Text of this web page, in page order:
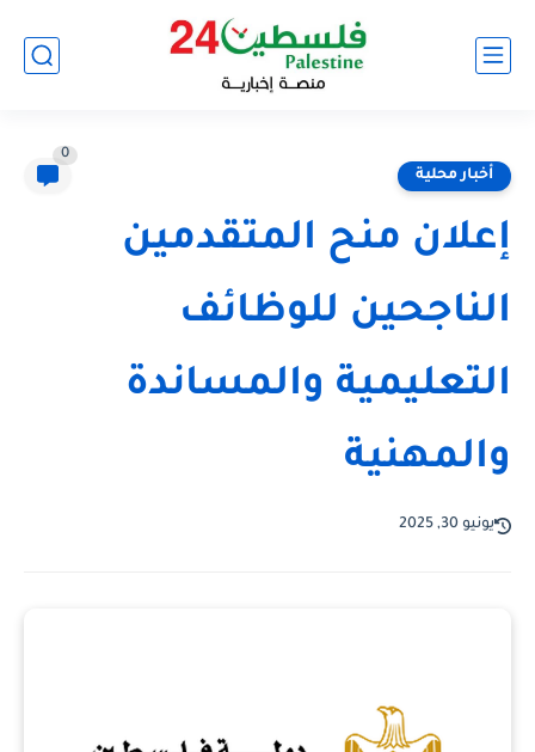
أخبار محلية
0
إعلان منح المتقدمين
الناجحين للوظائف
التعليمية والمساندة
والمهنية
يونيو 30, 2025